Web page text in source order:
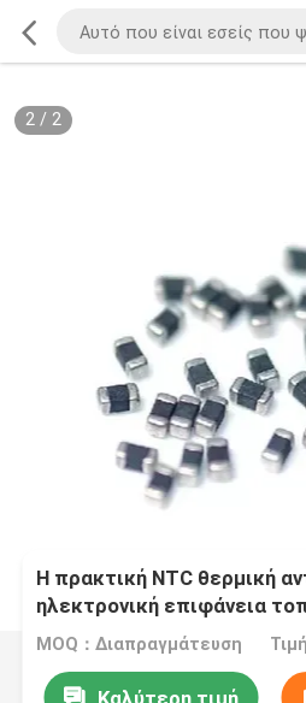
2/ 2
Η πρακτική NTC θερμική
ηλεκτρονική επιφάνεια
θερμικές αντιστάσεις
MOQ：Διαπραγμάτευση
Καλύτερη τιμή